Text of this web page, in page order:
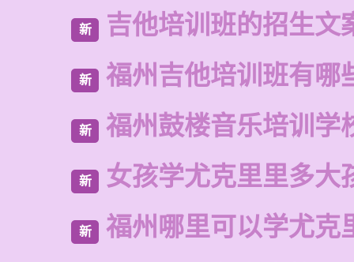
新 吉他培训班的招生文
新 福州吉他培训班有哪
新 福州鼓楼音乐培训学
新 女孩学尤克里里多大
新 福州哪里可以学尤克